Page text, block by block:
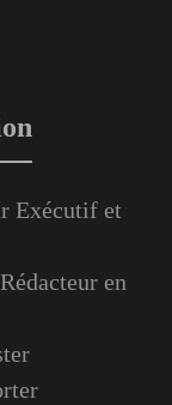
Exécutif et
en